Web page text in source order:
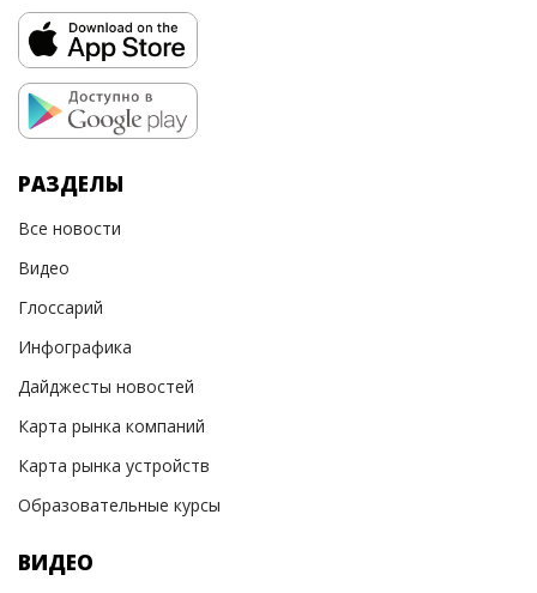
РАЗДЕЛЫ
Все новости
Видео
Глоссарий
Инфографика
Дайджесты новостей
Карта рынка компаний
Карта рынка устройств
Образовательные курсы
ВИДЕО